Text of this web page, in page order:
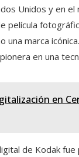
Unidos y en el
película
una marca
en una
en
de Kodak